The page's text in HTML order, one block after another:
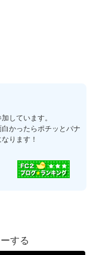
しています。
かったらポチッとバナ
ります！
する